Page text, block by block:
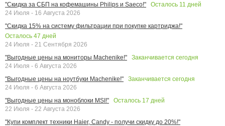
"Скидка за СБП на кофемашины Philips и Saeco!"
Осталось 11 дней
24 Июля - 16 Августа 2026
"Скидка 15% на систему фильтрации при покупке картриджа!"
Осталось 47 дней
24 Июля - 21 Сентября 2026
"Выгодные цены на мониторы Machenike!"
Заканчивается сегодня
24 Июля - 6 Августа 2026
"Выгодные цены на ноутбуки Machenike!"
Заканчивается сегодня
24 Июля - 6 Августа 2026
"Выгодные цены на моноблоки MSI!"
Осталось 17 дней
22 Июля - 22 Августа 2026
"Купи комплект техники Haier, Candy - получи скидку до 20%!"